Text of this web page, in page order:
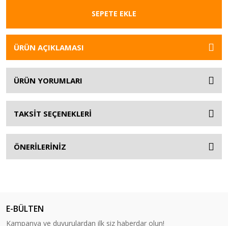
SEPETE EKLE
ÜRÜN AÇIKLAMASI
ÜRÜN YORUMLARI
TAKSİT SEÇENEKLERİ
ÖNERİLERİNİZ
E-BÜLTEN
Kampanya ve duyurulardan ilk siz haberdar olun!